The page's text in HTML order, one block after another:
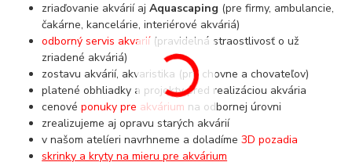
zriaďovanie akvárií ajAquascaping (pre firmy, ambulancie,
čakárne, kancelárie, interiérové akváriá)
odborný servis akvarií(pravidelná straostlivosť o už
zriadené akváriá)
zostavu akvárií, akvaristika (pre chovne a chovateľov)
platené obhliadky a projekty pred realizáciou akvária
cenovéponuky pre akvárium na odbornej úrovni
zrealizujeme aj opravu starých akvárií
v našom atelíeri navrhneme a doladíme3D pozadia
skrinky a kryty na mieru pre akvárium